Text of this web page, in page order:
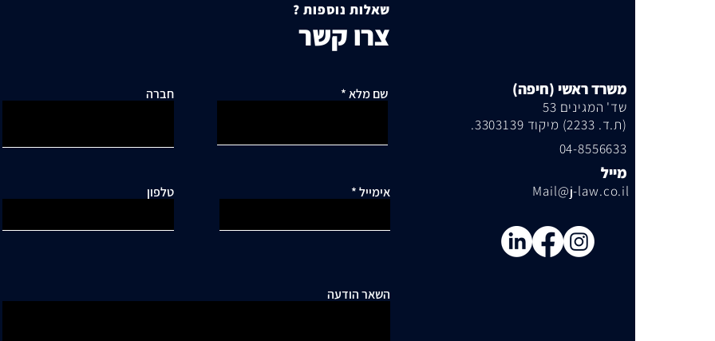
שאלות נוספות ?
צרו קשר
חברה שם מלא
טלפון אימייל
השאר הודעה
משרד ראשי (חיפה)
שד' המגינים 53
(ת.ד. 2233) מיקוד 3303139.
04-8556633
מייל
Mail@j-law.co.il